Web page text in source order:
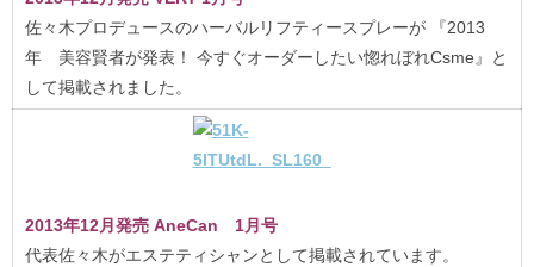
佐々木プロデュースのハーバルリフティースプレーが 『2013
年 美容賢者が発表！ 今すぐオーダーしたい惚れぼれCsme』と
して掲載されました。
2013年12月発売 AneCan 1月号
代表佐々木がエステティシャンとして掲載されています。